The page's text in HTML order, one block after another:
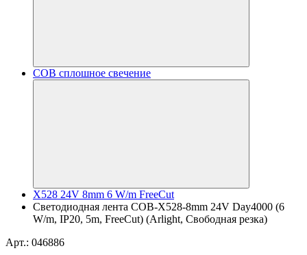
COB сплошное свечение
X528 24V 8mm 6 W/m FreeCut
Светодиодная лента COB-X528-8mm 24V Day4000 (6
W/m, IP20, 5m, FreeCut) (Arlight, Свободная резка)
Арт.: 046886